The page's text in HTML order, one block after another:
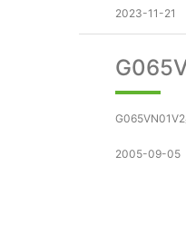
2023-11-21
2005-09-05